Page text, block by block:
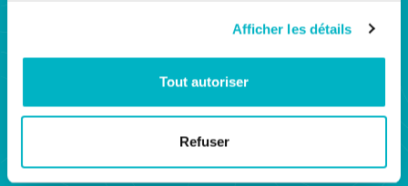
Afficher les détails
Tout autoriser
Refuser
regroupant les offres immobilières de toutes les
Acheter
Etudes notariales